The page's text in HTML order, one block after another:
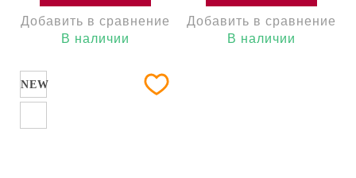
коробок/ножницы
Швейцария 0.8170.20
Гарантия:
Добавить в сравнение
В наличии
для коробок/ножницы
Швейцария 0.8170.26
Гарантия:
Добавить в сравнение
В наличии
NEW